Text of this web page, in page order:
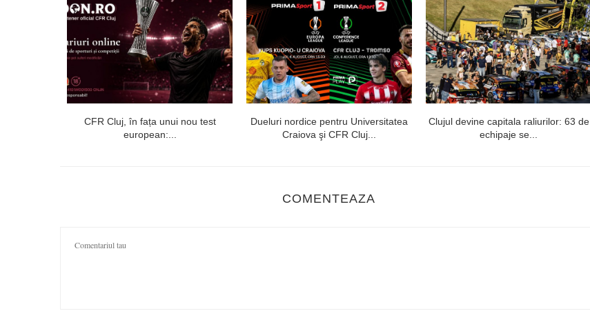
CFR Cluj, în fața unui nou test
european:...
Dueluri nordice pentru Universitatea
Craiova şi CFR Cluj...
Clujul devine capitala raliurilor: 63 de
echipaje se...
COMENTEAZA